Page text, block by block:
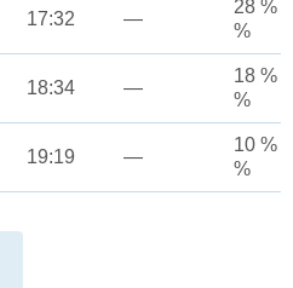
17:32 —
28 %
%
18:34 —
18 %
%
19:19 —
10 %
%